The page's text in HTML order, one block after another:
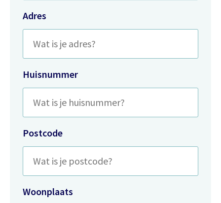
Adres
Huisnummer
Postcode
Woonplaats